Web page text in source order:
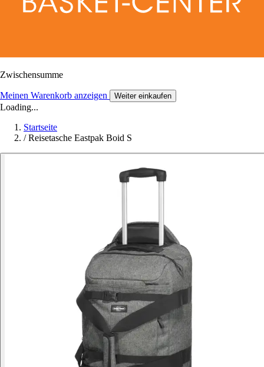
Zwischensumme
Meinen Warenkorb anzeigen Weiter einkaufen
Loading...
Startseite
/ Reisetasche Eastpak Boid S